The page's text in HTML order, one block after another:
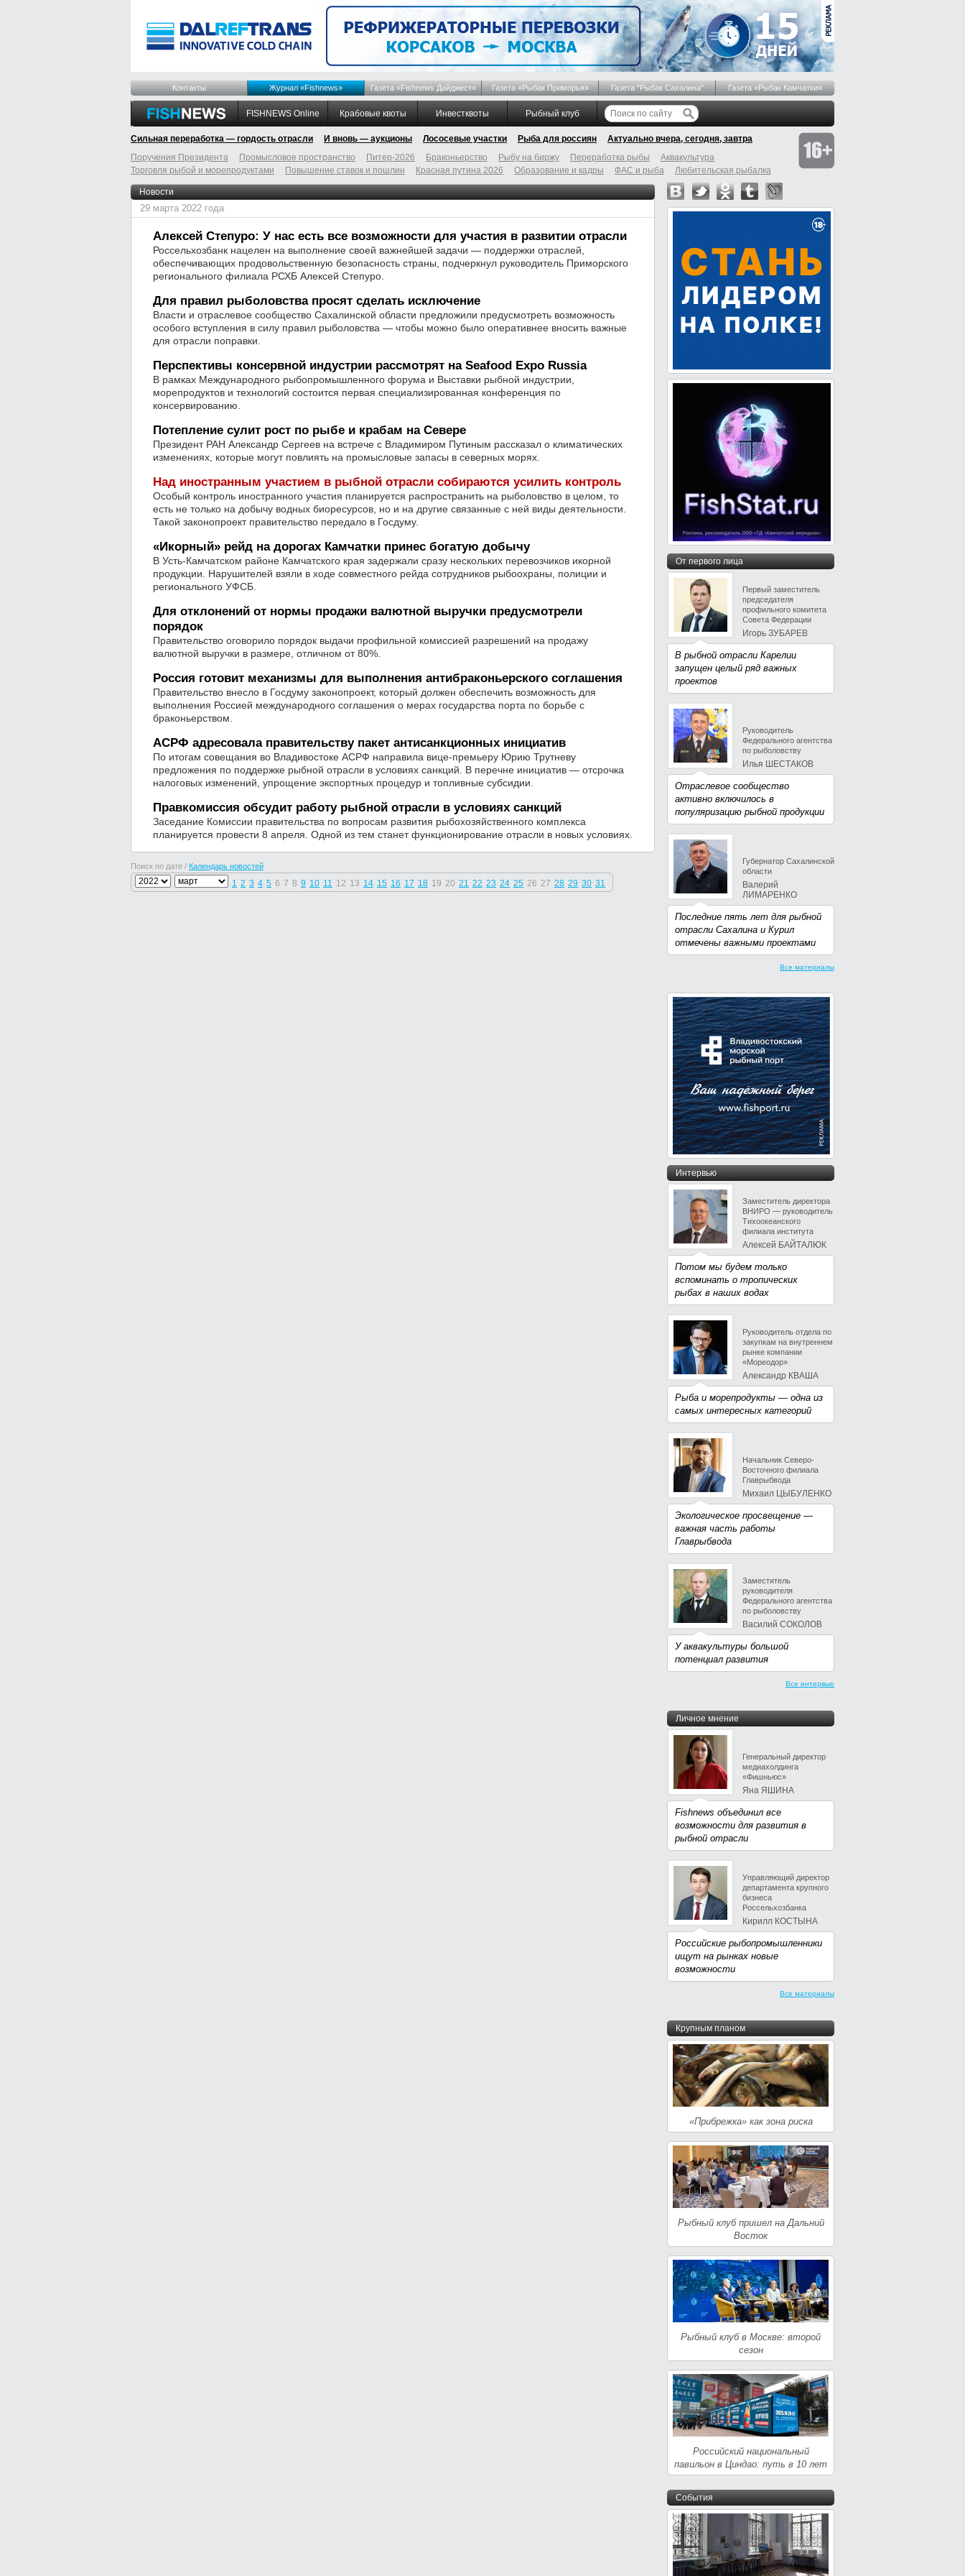
Контакты Журнал «Fishnews» Газета «Fishnews Дайджест» Газета «Рыбак Приморья» Газета "Рыбак Сахалина" Газета «Рыбак Камчатки»
FISHNEWS Online Крабовые квоты Инвестквоты Рыбный клуб
Сильная переработка — гордость отрасли И вновь — аукционы Лососевые участки Рыба для россиян
Актуально вчера, сегодня, завтра
Поручения Президента
Промысловое пространство Питер-2026 Браконьерство Рыбу на биржу Переработка рыбы
Аквакультура
Торговля рыбой и морепродуктами
Повышение ставок и пошлин Красная путина 2026 Образование и кадры ФАС и рыба Любительская рыбалка
Новости
29 марта 2022 года
Алексей Степуро: У нас есть все возможности для участия в развитии отрасли
Россельхозбанк нацелен на выполнение своей важнейшей задачи — поддержки отраслей,
обеспечивающих продовольственную безопасность страны, подчеркнул руководитель Приморского
регионального филиала РСХБ Алексей Степуро.
Для правил рыболовства просят сделать исключение
Власти и отраслевое сообщество Сахалинской области предложили предусмотреть возможность
особого вступления в силу правил рыболовства — чтобы можно было оперативнее вносить важные
для отрасли поправки.
Перспективы консервной индустрии рассмотрят на Seafood Expo Russia
В рамках Международного рыбопромышленного форума и Выставки рыбной индустрии,
морепродуктов и технологий состоится первая специализированная конференция по
консервированию.
Потепление сулит рост по рыбе и крабам на Севере
Президент РАН Александр Сергеев на встрече с Владимиром Путиным рассказал о климатических
изменениях, которые могут повлиять на промысловые запасы в северных морях.
Над иностранным участием в рыбной отрасли собираются усилить контроль
Особый контроль иностранного участия планируется распространить на рыболовство в целом, то
есть не только на добычу водных биоресурсов, но и на другие связанные с ней виды деятельности.
Такой законопроект правительство передало в Госдуму.
«Икорный» рейд на дорогах Камчатки принес богатую добычу
В Усть-Камчатском районе Камчатского края задержали сразу нескольких перевозчиков икорной
продукции. Нарушителей взяли в ходе совместного рейда сотрудников рыбоохраны, полиции и
регионального УФСБ.
Для отклонений от нормы продажи валютной выручки предусмотрели
порядок
Правительство оговорило порядок выдачи профильной комиссией разрешений на продажу
валютной выручки в размере, отличном от 80%.
Россия готовит механизмы для выполнения антибраконьерского соглашения
Правительство внесло в Госдуму законопроект, который должен обеспечить возможность для
выполнения Россией международного соглашения о мерах государства порта по борьбе с
браконьерством.
АСРФ адресовала правительству пакет антисанкционных инициатив
По итогам совещания во Владивостоке АСРФ направила вице-премьеру Юрию Трутневу
предложения по поддержке рыбной отрасли в условиях санкций. В перечне инициатив — отсрочка
налоговых изменений, упрощение экспортных процедур и топливные субсидии.
Правкомиссия обсудит работу рыбной отрасли в условиях санкций
Заседание Комиссии правительства по вопросам развития рыбохозяйственного комплекса
планируется провести 8 апреля. Одной из тем станет функционирование отрасли в новых условиях.
Поиск по дате / Календарь новостей
1 2 3 4 5 6 7 8 9 10 11 12 13 14 15 16 17 18 19 20 21 22 23 24 25 26 27 28 29 30 31
От первого лица
Первый заместитель
председателя
профильного комитета
Совета Федерации
Игорь ЗУБАРЕВ
В рыбной отрасли Карелии
запущен целый ряд важных
проектов
Руководитель
Федерального агентства
по рыболовству
Илья ШЕСТАКОВ
Отраслевое сообщество
активно включилось в
популяризацию рыбной продукции
Губернатор Сахалинской
области
Валерий
ЛИМАРЕНКО
Последние пять лет для рыбной
отрасли Сахалина и Курил
отмечены важными проектами
Все материалы
Интервью
Заместитель директора
ВНИРО — руководитель
Тихоокеанского
филиала института
Алексей БАЙТАЛЮК
Потом мы будем только
вспоминать о тропических
рыбах в наших водах
Руководитель отдела по
закупкам на внутреннем
рынке компании
«Мореодор»
Александр КВАША
Рыба и морепродукты — одна из
самых интересных категорий
Начальник Северо-
Восточного филиала
Главрыбвода
Михаил ЦЫБУЛЕНКО
Экологическое просвещение —
важная часть работы
Главрыбвода
Заместитель
руководителя
Федерального агентства
по рыболовству
Василий СОКОЛОВ
У аквакультуры большой
потенциал развития
Все интервью
Личное мнение
Генеральный директор
медиахолдинга
«Фишньюс»
Яна ЯШИНА
Fishnews объединил все
возможности для развития в
рыбной отрасли
Управляющий директор
департамента крупного
бизнеса
Россельхозбанка
Кирилл КОСТЫНА
Российские рыбопромышленники
ищут на рынках новые
возможности
Все материалы
Крупным планом
«Прибрежка» как зона риска
Рыбный клуб пришел на Дальний
Восток
Рыбный клуб в Москве: второй
сезон
Российский национальный
павильон в Циндао: путь в 10 лет
События